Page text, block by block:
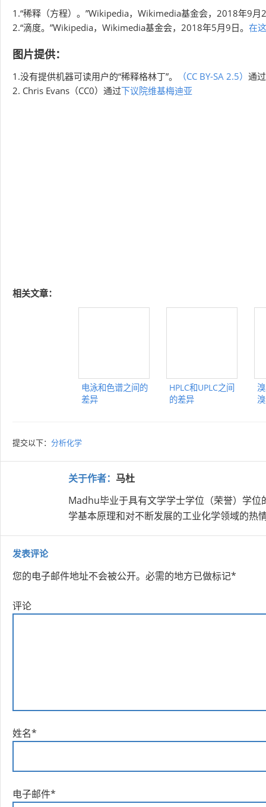
1.“稀释（方程）。”Wikipedia，Wikimedia基金会，2018年9月
2.“滴度。”Wikipedia，Wikimedia基金会，2018年5月9日。 在
图片提供：
1.没有提供机器可读用户的“稀释格林丁”。 （CC BY-SA 2.5） 通过
2. Chris Evans（CC0）通过下议院维基梅迪亚
相关文章：
电泳和色谱之间的
差异
HPLC和UPLC之间
的差异
提交以下： 分析化学
关于作者： 马杜
Madhu毕业于具有文学学士学位（荣誉）学
学基本原理和对不断发展的工业化学领域的热
发表评论
您的电子邮件地址不会被公开。 必需的地方已做标记*
评论
姓名*
电子邮件*